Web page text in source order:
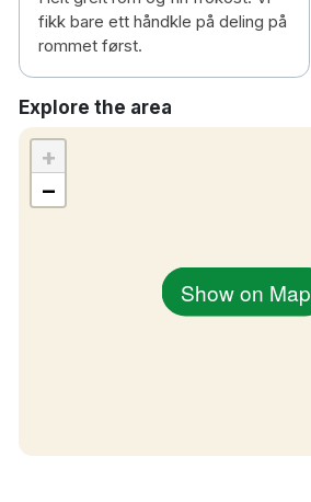
fikk bare ett håndkle på deling på
rommet først.
Explore the area
Show on Map
+
−